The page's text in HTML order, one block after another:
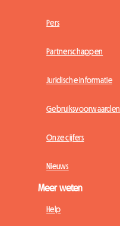
Pers
Partnerschappen
Juridische informatie
Gebruiksvoorwaarden
Onze cijfers
Nieuws
Meer weten
Help